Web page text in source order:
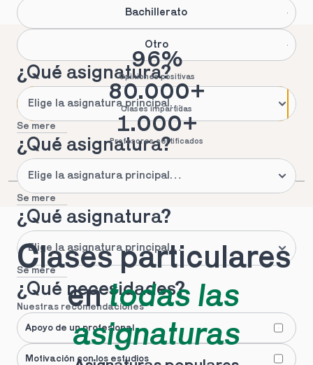
Bachillerato
Otro
¿Qué asignatura?
Se mere
¿Qué asignatura?
Se mere
¿Qué asignatura?
Se mere
¿Qué necesidades?
Nuestras recomendaciones
Apoyo de un profesional
Motivación con los estudios
96%
Opiniones positivas
80.000+
Clases impartidas
1.000+
Profesores certificados
Clases particulares
en todas las
asignaturas